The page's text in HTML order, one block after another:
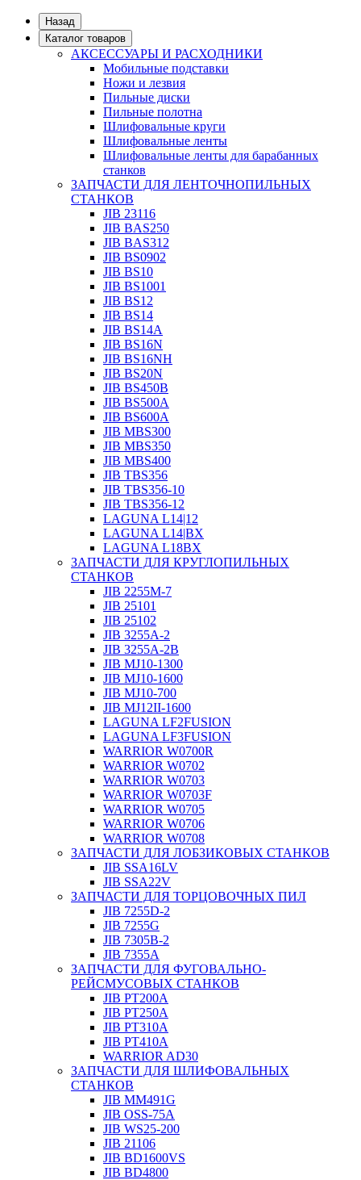
Назад
Каталог товаров
АКСЕССУАРЫ И РАСХОДНИКИ
Мобильные подставки
Ножи и лезвия
Пильные диски
Пильные полотна
Шлифовальные круги
Шлифовальные ленты
Шлифовальные ленты для барабанных
станков
ЗАПЧАСТИ ДЛЯ ЛЕНТОЧНОПИЛЬНЫХ
СТАНКОВ
JIB 23116
JIB BAS250
JIB BAS312
JIB BS0902
JIB BS10
JIB BS1001
JIB BS12
JIB BS14
JIB BS14А
JIB BS16N
JIB BS16NH
JIB BS20N
JIB BS450B
JIB BS500A
JIB BS600A
JIB MBS300
JIB MBS350
JIB MBS400
JIB TBS356
JIB TBS356-10
JIB TBS356-12
LAGUNA L14|12
LAGUNA L14|BX
LAGUNA L18BX
ЗАПЧАСТИ ДЛЯ КРУГЛОПИЛЬНЫХ
СТАНКОВ
JIB 2255M-7
JIB 25101
JIB 25102
JIB 3255A-2
JIB 3255A-2B
JIB MJ10-1300
JIB MJ10-1600
JIB MJ10-700
JIB MJ12II-1600
LAGUNA LF2FUSION
LAGUNA LF3FUSION
WARRIOR W0700R
WARRIOR W0702
WARRIOR W0703
WARRIOR W0703F
WARRIOR W0705
WARRIOR W0706
WARRIOR W0708
ЗАПЧАСТИ ДЛЯ ЛОБЗИКОВЫХ СТАНКОВ
JIB SSA16LV
JIB SSA22V
ЗАПЧАСТИ ДЛЯ ТОРЦОВОЧНЫХ ПИЛ
JIB 7255D-2
JIB 7255G
JIB 7305B-2
JIB 7355A
ЗАПЧАСТИ ДЛЯ ФУГОВАЛЬНО-
РЕЙСМУСОВЫХ СТАНКОВ
JIB PT200A
JIB PT250A
JIB PT310A
JIB PT410A
WARRIOR AD30
ЗАПЧАСТИ ДЛЯ ШЛИФОВАЛЬНЫХ
СТАНКОВ
JIB MM491G
JIB OSS-75A
JIB WS25-200
JIB 21106
JIB BD1600VS
JIB BD4800